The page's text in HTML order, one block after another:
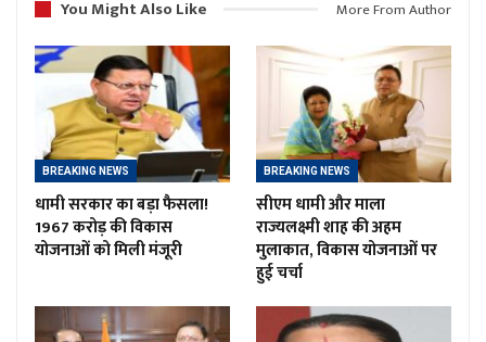
You Might Also Like
More From Author
BREAKING NEWS
धामी सरकार का बड़ा फैसला!
1967 करोड़ की विकास
योजनाओं को मिली मंजूरी
BREAKING NEWS
सीएम धामी और माला
राज्यलक्ष्मी शाह की अहम
मुलाकात, विकास योजनाओं पर
हुई चर्चा